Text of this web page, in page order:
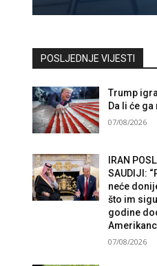
POSLJEDNJE VIJESTI
Trump
Da li će
07/08/2026
IRAN
SAUDIJI:
neće
što im
godine
07/08/2026